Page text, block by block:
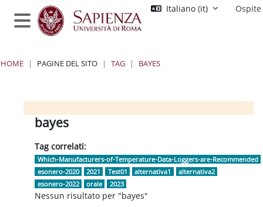
Vai al contenuto principale
Pannello laterale
Italiano ‎(it)‎ Ospite
HOME PAGINE DEL SITO TAG BAYES
Blocchi
Blocchi
Blocchi
Blocchibayes
Tag correlati:
Which-Manufacturers-of-Temperature-Data-Loggers-are-Recommended
esonero-2020
2021 Test01 alternativa1
alternativa2
esonero-2022
orale 2023
Nessun risultato per "bayes"